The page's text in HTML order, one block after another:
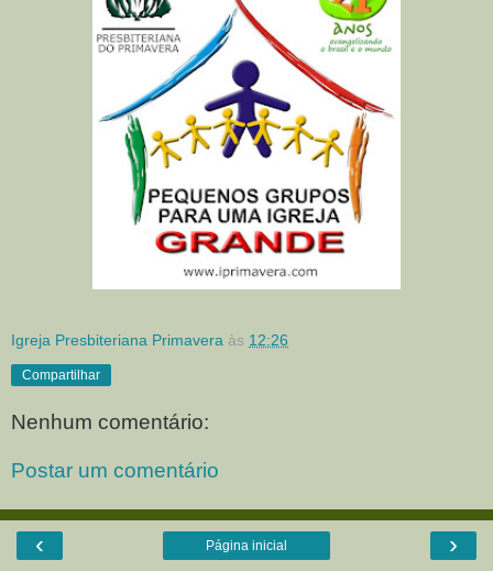
Igreja Presbiteriana Primavera às 12:26
Compartilhar
Nenhum comentário:
Postar um comentário
‹ ›
Página inicial